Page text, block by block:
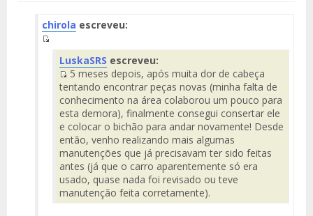
chirola escreveu:
Fuente
del
Mensaje
LuskaSRS escreveu:
Fuente
del
Mensaje
5 meses depois, após muita dor de cabeça
tentando encontrar peças novas (minha falta de
conhecimento na área colaborou um pouco para
esta demora), finalmente consegui consertar ele
e colocar o bichão para andar novamente! Desde
então, venho realizando mais algumas
manutenções que já precisavam ter sido feitas
antes (já que o carro aparentemente só era
usado, quase nada foi revisado ou teve
manutenção feita corretamente).